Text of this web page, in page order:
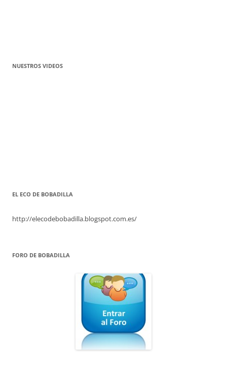
NUESTROS VIDEOS
EL ECO DE BOBADILLA
http://elecodebobadilla.blogspot.com.es/
FORO DE BOBADILLA